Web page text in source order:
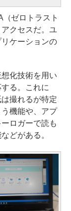
ゼロトラスト
クセスだ。ユ
ケーションの
化技術を用い
る。これに
撮れるが特定
機能や、アプ
ロガーで読も
どがある。